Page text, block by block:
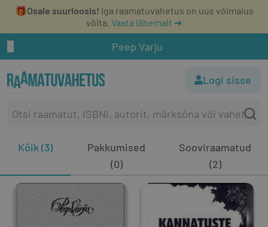
🎁Osale suurloosis! Iga raamatuvahetus on uus võimalus
võita. Vaata lähemalt ➔
Peep Varju
Logi sisse
Kõik (3)
Pakkumised
(0)
Sooviraamatud
(2)